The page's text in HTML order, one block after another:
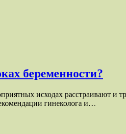
беременности?
исходах расстраивают
гинеколога и…